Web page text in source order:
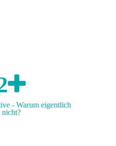
- Warum eigentlich
nicht?